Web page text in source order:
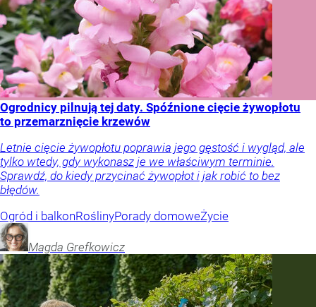
Ogrodnicy pilnują tej daty. Spóźnione cięcie żywopłotu
to przemarznięcie krzewów
Letnie cięcie żywopłotu poprawia jego gęstość i wygląd, ale
tylko wtedy, gdy wykonasz je we właściwym terminie.
Sprawdź, do kiedy przycinać żywopłot i jak robić to bez
błędów.
Ogród i balkonRoślinyPorady domoweŻycie
Magda Grefkowicz